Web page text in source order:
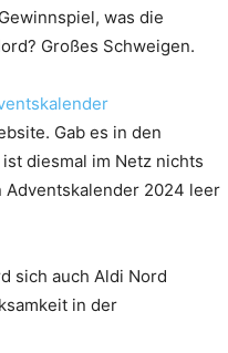
was die
Großes Schweigen.
Gab es in den
diesmal im Netz nichts
Adventskalender 2024 leer
sich auch Aldi Nord
in der